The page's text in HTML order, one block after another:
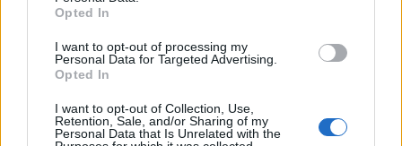
Opted In
I want to opt-out of processing my
Personal Data for Targeted Advertising.
Opted In
I want to opt-out of Collection, Use,
Retention, Sale, and/or Sharing of my
Personal Data that Is Unrelated with the